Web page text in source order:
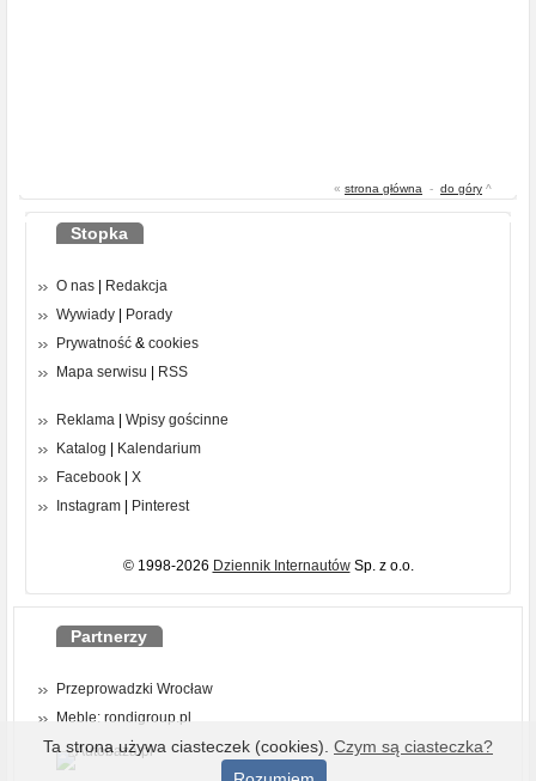
« strona główna - do góry ^
Stopka
O nas
Redakcja
Wywiady
Porady
Prywatność & cookies
Mapa serwisu
RSS
Reklama
Wpisy gościnne
Katalog
Kalendarium
Facebook
X
Instagram
Pinterest
© 1998-2026 Dziennik InternautówSp. z o.o.
Partnerzy
Przeprowadzki Wrocław
Meble: rondigroup.pl
Ta strona używa ciasteczek (cookies). Czym są ciasteczka?